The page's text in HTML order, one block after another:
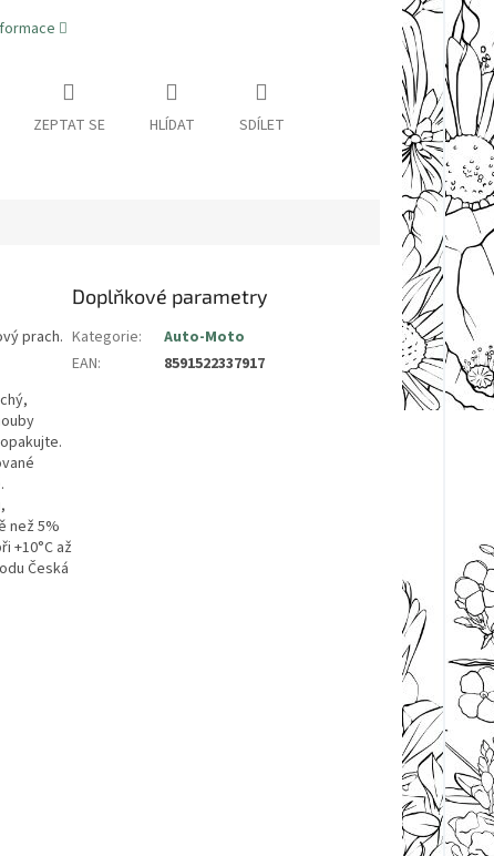
ZEPTAT SE HLÍDAT SDÍLET
prach.
než 5%
+10°C až
Česká
Doplňkové parametry
Kategorie:
Auto-Moto
EAN: 8591522337917